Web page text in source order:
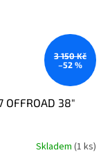
3 150 Kč
–52 %
OFFROAD 38"
Skladem (1 ks)